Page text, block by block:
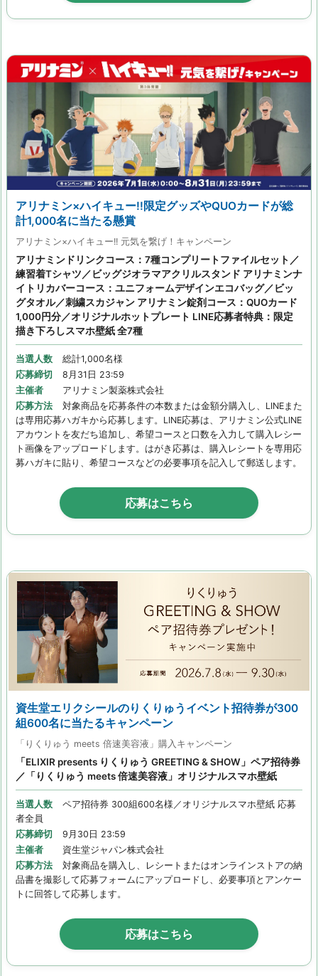
アリナミン×ハイキュー!!限定グッズやQUOカードが総
計1,000名に当たる懸賞
アリナミン×ハイキュー!! 元気を繋げ！キャンペーン
アリナミンドリンクコース：7種コンプリートファイルセット／
練習着Tシャツ／ビッグジオラマアクリルスタンド アリナミンナ
イトリカバーコース：ユニフォームデザインエコバッグ／ビッ
グタオル／刺繍スカジャン アリナミン錠剤コース：QUOカード
1,000円分／オリジナルホットプレート LINE応募者特典：限定
描き下ろしスマホ壁紙 全7種
当選人数
総計1,000名様
応募締切
8月31日 23:59
主催者
アリナミン製薬株式会社
応募方法
対象商品を応募条件の本数または金額分購入し、LINEまた
は専用応募ハガキから応募します。LINE応募は、アリナミン公式LINE
アカウントを友だち追加し、希望コースと口数を入力して購入レシー
ト画像をアップロードします。はがき応募は、購入レシートを専用応
募ハガキに貼り、希望コースなどの必要事項を記入して郵送します。
応募はこちら
資生堂エリクシールのりくりゅうイベント招待券が300
組600名に当たるキャンペーン
「りくりゅう meets 倍速美容液」購入キャンペーン
「ELIXIR presents りくりゅう GREETING & SHOW」ペア招待券
／「りくりゅう meets 倍速美容液」オリジナルスマホ壁紙
当選人数
ペア招待券 300組600名様／オリジナルスマホ壁紙 応募
者全員
応募締切
9月30日 23:59
主催者
資生堂ジャパン株式会社
応募方法
対象商品を購入し、レシートまたはオンラインストアの納
品書を撮影して応募フォームにアップロードし、必要事項とアンケー
トに回答して応募します。
応募はこちら